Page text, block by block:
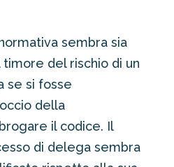
sembra sia
del rischio di un
se si fosse
della
il codice. Il
di delega sembra